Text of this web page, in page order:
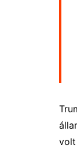
volt